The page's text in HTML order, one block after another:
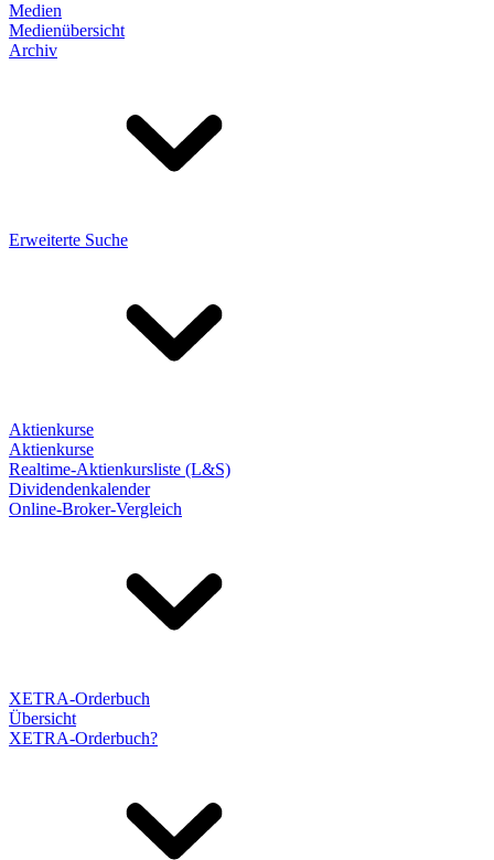
Medien
Medienübersicht
Archiv
Erweiterte Suche
Aktienkurse
Aktienkurse
Realtime-Aktienkursliste (L&S)
Dividendenkalender
Online-Broker-Vergleich
XETRA-Orderbuch
Übersicht
XETRA-Orderbuch?